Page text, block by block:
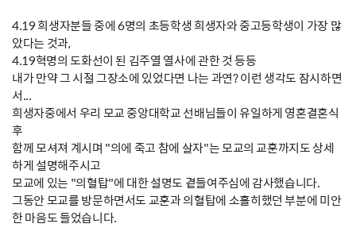
4.19 희생자분들 중에 6명의 초등학생 희생자와 중고등학생이 가장 많
았다는 것과,
4.19혁명의 도화선이 된 김주열 열사에 관한 것 등등
내가 만약 그 시절 그장소에 있었다면 나는 과연? 이런 생각도 잠시하면
서...
희생자중에서 우리 모교 중앙대학교 선배님들이 유일하게 영혼결혼식
후
함께 모셔져 계시며 "의에 죽고 참에 살자"는 모교의 교훈까지도 상세
하게 설명해주시고
모교에 있는 "의혈탑"에 대한 설명도 곁들여주심에 감사했습니다.
그동안 모교를 방문하면서도 교훈과 의혈탑에 소홀히했던 부분에 미안
한 마음도 들었습니다.